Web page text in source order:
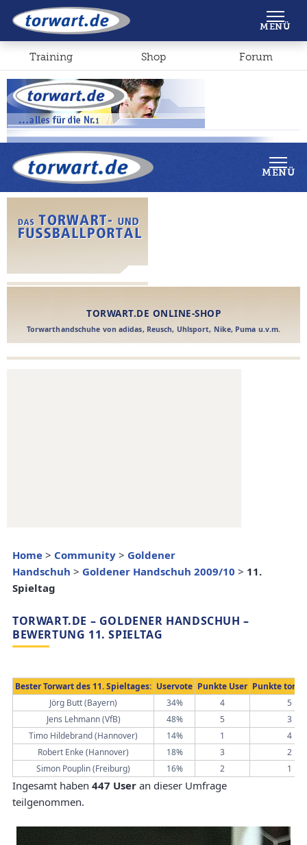
Shop Forum
MENÜ
Home > Community > Goldener
Handschuh > Goldener Handschuh 2009/10 > 11.
Spieltag
TORWART.DE – GOLDENER HANDSCHUH –
BEWERTUNG 11. SPIELTAG
Bester Torwart des 11. Spieltages: Uservote Punkte User Punkte
Jörg Butt (Bayern)
34% 4
5
Jens Lehmann (VfB)
48% 5
3
Timo Hildebrand (Hannover)
14% 1
4
Robert Enke (Hannover)
18% 3
2
Simon Pouplin (Freiburg)
16% 2 1
Ingesamt haben 447 User an dieser Umfrage
teilgenommen.